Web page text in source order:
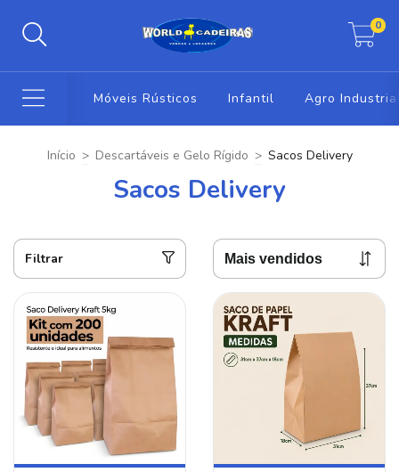
0
Móveis Rústicos Infantil Agro
Início > Descartáveis e Gelo Rígido > Sacos Delivery
Sacos Delivery
Filtrar